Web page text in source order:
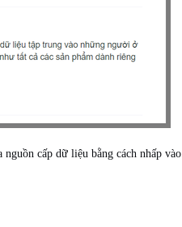
cấp dữ liệu bằng cách nhấp vào